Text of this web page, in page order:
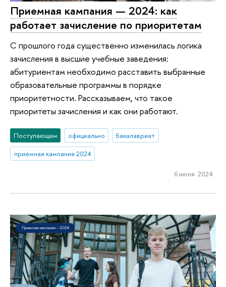
Приемная кампания — 2024: как
работает зачисление по приоритетам
С прошлого года существенно изменилась логика
зачисления в высшие учебные заведения:
абитуриентам необходимо расставить выбранные
образовательные программы в порядке
приоритетности. Рассказываем, что такое
приоритеты зачисления и как они работают.
Поступающим официально
бакалавриат
приемная кампания 2024
6 июня 2024